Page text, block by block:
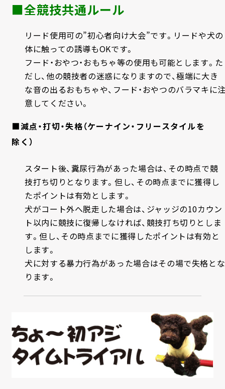
■全競技共通ルール
リード使用可の”初心者向け大会”です。リードや犬の
体に触っての誘導もOKです。
フード・おやつ・おもちゃ等の使用も可能とします。た
だし、他の競技者の迷惑になりますので、極端に大き
な音の出るおもちゃや、フード・おやつのバラマキに
意してください。
■減点・打切・失格（ケーナイン・フリースタイルを
除く）
スタート後、糞尿行為があった場合は、その時点で競
技打ち切りとなります。但し、その時点までに獲得し
たポイントは有効とします。
犬がコート外へ脱走した場合は、ジャッジの10カウン
ト以内に競技に復帰しなければ、競技打ち切りとしま
す。但し、その時点までに獲得したポイントは有効と
します。
犬に対する暴力行為があった場合はその場で失格とな
ります。